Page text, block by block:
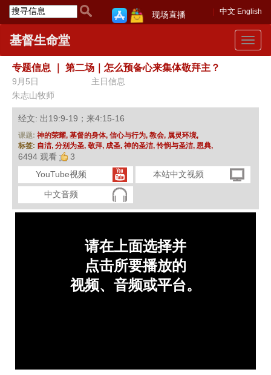
中文 English
现场直播
Toggle
基督生命堂
专题信息 第二场｜怎么预备心来集体敬拜主？
9月5日
主日信息
朱志山牧师
经文: 出19:9-19；来4:15-16
课题: 神的荣耀, 基督的身体, 信心与行为, 教会, 属灵环境,
标签: 自洁, 分别为圣, 敬拜, 成圣, 神的圣洁,怜悯与圣洁, 恩典,
6494 观看
3
YouTube视频
本站中文视频
中文音频